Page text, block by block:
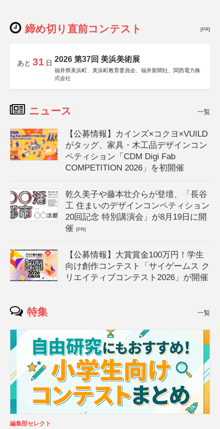
締め切り直前コンテスト [PR]
あと 31 日 2026 第37回 美浜美術展
福井県美浜町、美浜町教育委員会、福井新聞社、関西電力株
式会社
ニュース 一覧
【公募情報】カインズ×コクヨ×VUILD
がタッグ、家具・木工品デザインコン
ペティション「CDM Digi Fab
COMPETITION 2026」を初開催
乾久美子や藤本壮介らが登壇、「長谷
工 住まいのデザインコンペティション
20回記念 特別講演会」が8月19日に開
催[PR]
【公募情報】大賞賞金100万円！学生
向け創作コンテスト「サイゲームス ク
リエイティブコンテスト2026」が開催
特集 一覧
編集部セレクト